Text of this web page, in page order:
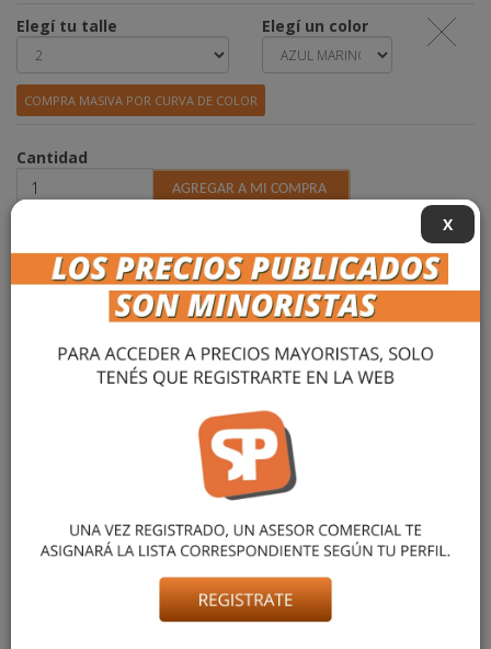
Elegí tu talle Elegí un color
COMPRA MASIVA POR CURVA DE COLOR
Cantidad
DESCRIPCIÓN
CALZA CHUPÍN LARGA CONFECCIONADA EN ALGODÓN Y
ELASTANO, CON CINTURA VOLCADA. AJUSTE CÓMODO Y
FLEXIBLE, EN COLORES CLÁSICOS. TALLES DEL 2 AL 16. EL
MODELO USA TALLE 8, MIDE 1,35 Y PESA 28KG APROX.
También podría gustarte
X